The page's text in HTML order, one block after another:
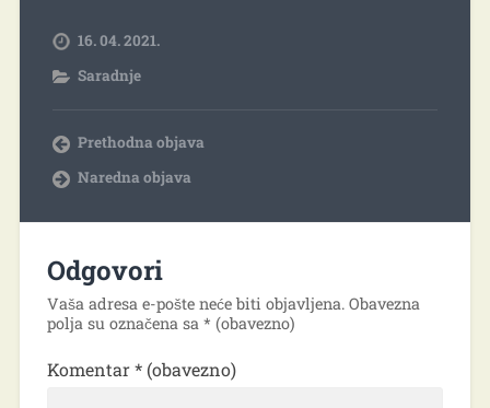
16. 04. 2021.
Saradnje
Prethodna objava
Naredna objava
Odgovori
Vaša adresa e-pošte neće biti objavljena. Obavezna
polja su označena sa * (obavezno)
Komentar* (obavezno)